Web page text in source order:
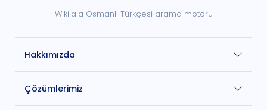
Wikilala Osmanlı Türkçesi arama motoru
Hakkımızda
Çözümlerimiz